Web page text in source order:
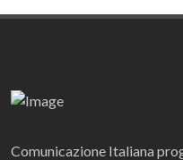
Comunicazione Italiana